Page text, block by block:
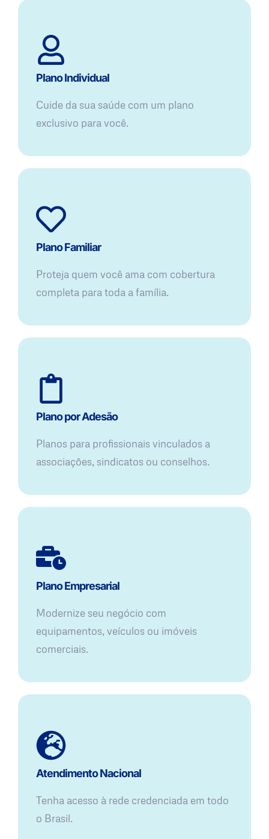
Plano Individual
Cuide da sua saúde com um plano
exclusivo para você.
Plano Familiar
Proteja quem você ama com cobertura
completa para toda a família.
Plano por Adesão
Planos para profissionais vinculados a
associações, sindicatos ou conselhos.
Plano Empresarial
Modernize seu negócio com
equipamentos, veículos ou imóveis
comerciais.
Atendimento Nacional
Tenha acesso à rede credenciada em todo
o Brasil.